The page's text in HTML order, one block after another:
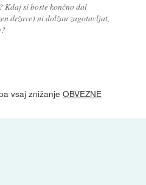
Kdaj si boste končno dal
države) ni dolžan zagotavljat,
vsaj znižanjeOBVEZNE